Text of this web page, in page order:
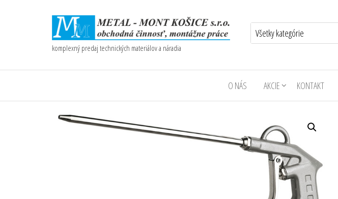
komplexný predaj technických materiálov a náradia
O NÁS AKCIE KONTAKT